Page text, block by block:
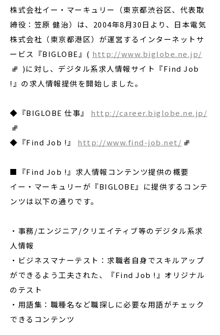
株式会社イー・マーキュリー（東京都渋谷区、代表取
締役：笠原 健治）は、2004年8月30日より、日本電気
株式会社（東京都港区）が運営するインターネットサ
ービス『BIGLOBE』( http://www.biglobe.ne.jp/
)に対し、デジタル系求人情報サイト『Find Job
!』の求人情報提供を開始しました。
◆『BIGLOBE 仕事』 http://career.biglobe.ne.jp/
◆『Find Job !』 http://www.find-job.net/
■『Find Job !』求人情報コンテンツ提供の概要
イー・マーキュリーが『BIGLOBE』に提供するコンテ
ンツは以下の通りです。
・事務/エンジニア/クリエイティブ等のデジタル系求
人情報
・ビジネスマナーテスト：求職者自身でスキルアップ
ができるよう工夫された、『Find Job !』オリジナル
のテスト
・用語集：職種名など職探しに必要な用語がチェック
できるコンテンツ